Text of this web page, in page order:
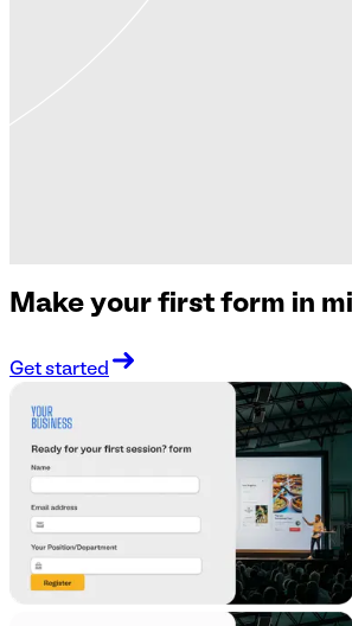
Make your first form in
Get started